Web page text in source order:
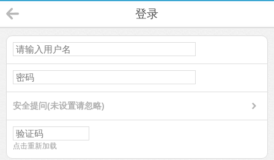
登录
安全提问(未设置请忽略)
点击重新加载